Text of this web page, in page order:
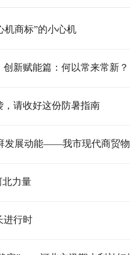
机商标”的小心机
创新赋能篇：何以常来常新？
请收好这份防暑指南
北力量
进行时